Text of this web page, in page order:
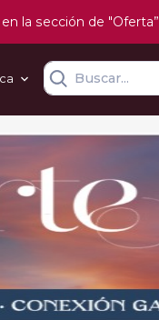
la sección de "Oferta”